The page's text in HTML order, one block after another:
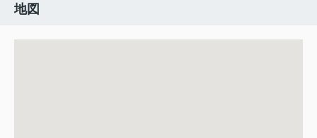
地図